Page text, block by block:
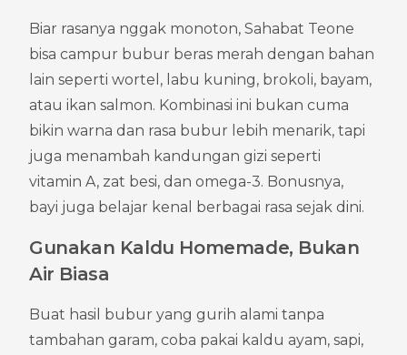
Biar rasanya nggak monoton, Sahabat Teone
bisa campur bubur beras merah dengan bahan
lain seperti wortel, labu kuning, brokoli, bayam,
atau ikan salmon. Kombinasi ini bukan cuma
bikin warna dan rasa bubur lebih menarik, tapi
juga menambah kandungan gizi seperti
vitamin A, zat besi, dan omega-3. Bonusnya,
bayi juga belajar kenal berbagai rasa sejak dini.
Gunakan Kaldu Homemade, Bukan
Air Biasa
Buat hasil bubur yang gurih alami tanpa
tambahan garam, coba pakai kaldu ayam, sapi,